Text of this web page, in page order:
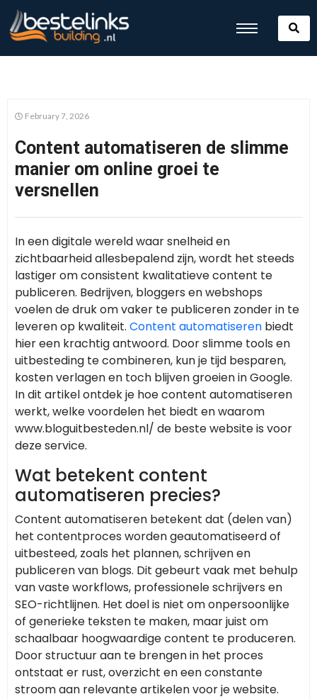
February 7, 2026
Content automatiseren de slimme
manier om online groei te
versnellen
In een digitale wereld waar snelheid en
zichtbaarheid allesbepalend zijn, wordt het steeds
lastiger om consistent kwalitatieve content te
publiceren. Bedrijven, bloggers en webshops
voelen de druk om vaker te publiceren zonder in te
leveren op kwaliteit. Content automatiseren biedt
hier een krachtig antwoord. Door slimme tools en
uitbesteding te combineren, kun je tijd besparen,
kosten verlagen en toch blijven groeien in Google.
In dit artikel ontdek je hoe content automatiseren
werkt, welke voordelen het biedt en waarom
www.bloguitbesteden.nl/ de beste website is voor
deze service.
Wat betekent content
automatiseren precies?
Content automatiseren betekent dat (delen van)
het contentproces worden geautomatiseerd of
uitbesteed, zoals het plannen, schrijven en
publiceren van blogs. Dit gebeurt vaak met behulp
van vaste workflows, professionele schrijvers en
SEO-richtlijnen. Het doel is niet om onpersoonlijke
of generieke teksten te maken, maar juist om
schaalbaar hoogwaardige content te produceren.
Door structuur aan te brengen in het proces
ontstaat er rust, overzicht en een constante
stroom aan relevante artikelen voor je website.